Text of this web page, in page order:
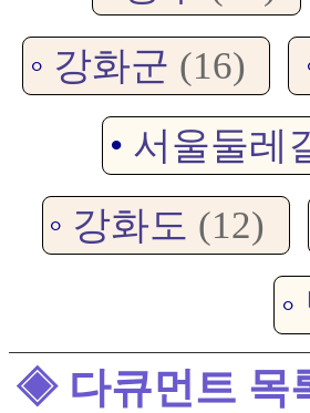
◦ 강화군 (16)
• 서울둘레
◦ 강화도 (12)
◦
◈ 다큐먼트 목